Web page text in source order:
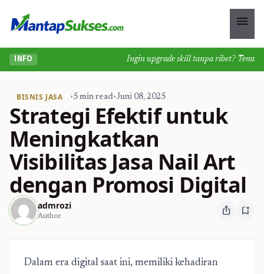
menu
INFO Ingin upgrade skill tanpa ribet? Temukan
BISNIS JASA •5 min read•Juni 08, 2025
Strategi Efektif untuk
Meningkatkan
Visibilitas Jasa Nail Art
dengan Promosi Digital
admrozi
Author ios_share bookmark_add
Dalam era digital saat ini, memiliki kehadiran